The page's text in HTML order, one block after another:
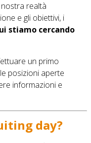
nostra realtà
e gli obiettivi, i
stiamo cercando
un primo
posizioni aperte
informazioni e
day?